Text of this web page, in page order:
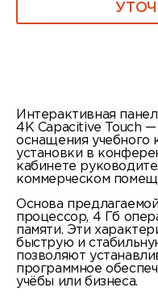
Интерактивная
4K Capacitive Touch
оснащения учебного
установки в
кабинете
коммерческом
Основа
процессор, 4 Гб
памяти. Эти
быструю и
позволяют
программное
учёбы или бизнеса.